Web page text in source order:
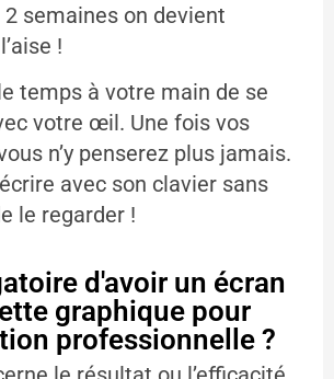
semaines on devient
!
temps à votre main de se
votre œil. Une fois vos
n’y penserez plus jamais.
avec son clavier sans
le regarder !
d'avoir un écran
graphique pour
professionnelle ?